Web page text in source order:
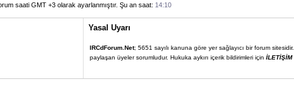
saati GMT +3 olarak ayarlanmıştır. Şu an saat: 14:10
Yasal Uyarı
IRCdForum.Net; 5651 sayılı kanuna göre yer sağlayıcı bir forum
paylaşan üyeler sorumludur. Hukuka aykırı içerik bildirimleri için İLETİŞİM